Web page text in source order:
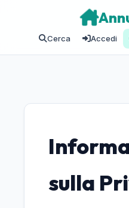
Cerca Accedi
sulla